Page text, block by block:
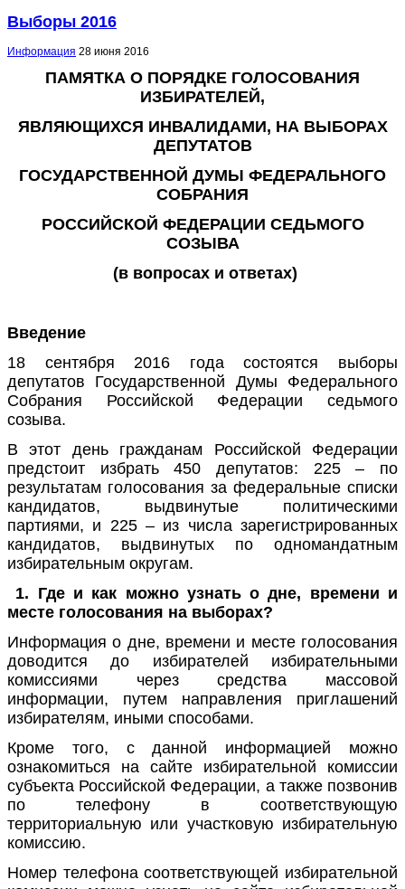
Выборы 2016
Информация 28 июня 2016
ПАМЯТКА О ПОРЯДКЕ ГОЛОСОВАНИЯ
ИЗБИРАТЕЛЕЙ,
ЯВЛЯЮЩИХСЯ ИНВАЛИДАМИ, НА ВЫБОРАХ
ДЕПУТАТОВ
ГОСУДАРСТВЕННОЙ ДУМЫ ФЕДЕРАЛЬНОГО
СОБРАНИЯ
РОССИЙСКОЙ ФЕДЕРАЦИИ СЕДЬМОГО
СОЗЫВА
(в вопросах и ответах)
Введение
18 сентября 2016 года состоятся выборы
депутатов Государственной Думы Федерального
Собрания Российской Федерации седьмого
созыва.
В этот день гражданам Российской Федерации
предстоит избрать 450 депутатов: 225 – по
результатам голосования за федеральные списки
кандидатов, выдвинутые политическими
партиями, и 225 – из числа зарегистрированных
кандидатов, выдвинутых по одномандатным
избирательным округам.
1. Где и как можно узнать о дне, времени и
месте голосования на выборах?
Информация о дне, времени и месте голосования
доводится до избирателей избирательными
комиссиями через средства массовой
информации, путем направления приглашений
избирателям, иными способами.
Кроме того, с данной информацией можно
ознакомиться на сайте избирательной комиссии
субъекта Российской Федерации, а также позвонив
по телефону в соответствующую
территориальную или участковую избирательную
комиссию.
Номер телефона соответствующей избирательной